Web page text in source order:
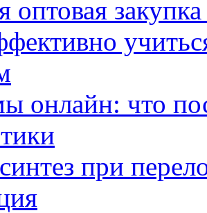
оптовая
онлайн: что
при